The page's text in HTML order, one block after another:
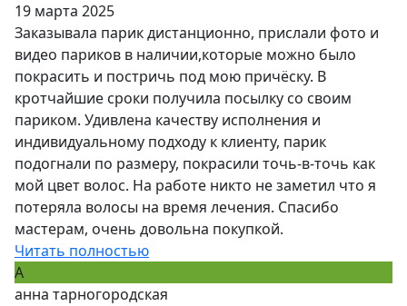
19 марта 2025
Заказывала парик дистанционно, прислали фото и
видео париков в наличии,которые можно было
покрасить и постричь под мою причёску. В
кротчайшие сроки получила посылку со своим
париком. Удивлена качеству исполнения и
индивидуальному подходу к клиенту, парик
подогнали по размеру, покрасили точь-в-точь как
мой цвет волос. На работе никто не заметил что я
потеряла волосы на время лечения. Спасибо
мастерам, очень довольна покупкой.
Читать полностью
А
анна тарногородская